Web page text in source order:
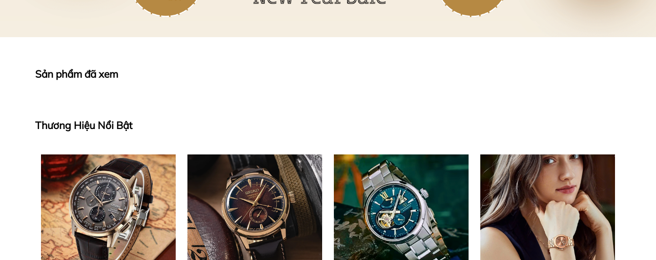
Sản phẩm đã xem
Thương Hiệu Nổi Bật